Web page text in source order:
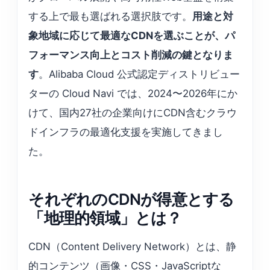
する上で最も選ばれる選択肢です。 用途と対
象地域に応じて最適なCDNを選ぶことが、パ
フォーマンス向上とコスト削減の鍵となりま
す。Alibaba Cloud 公式認定ディストリビュー
ターの Cloud Navi では、2024〜2026年にか
けて、国内27社の企業向けにCDN含むクラウ
ドインフラの最適化支援を実施してきまし
た。
それぞれのCDNが得意とする
「地理的領域」とは？
CDN（Content Delivery Network）とは、静
的コンテンツ（画像・CSS・JavaScriptな